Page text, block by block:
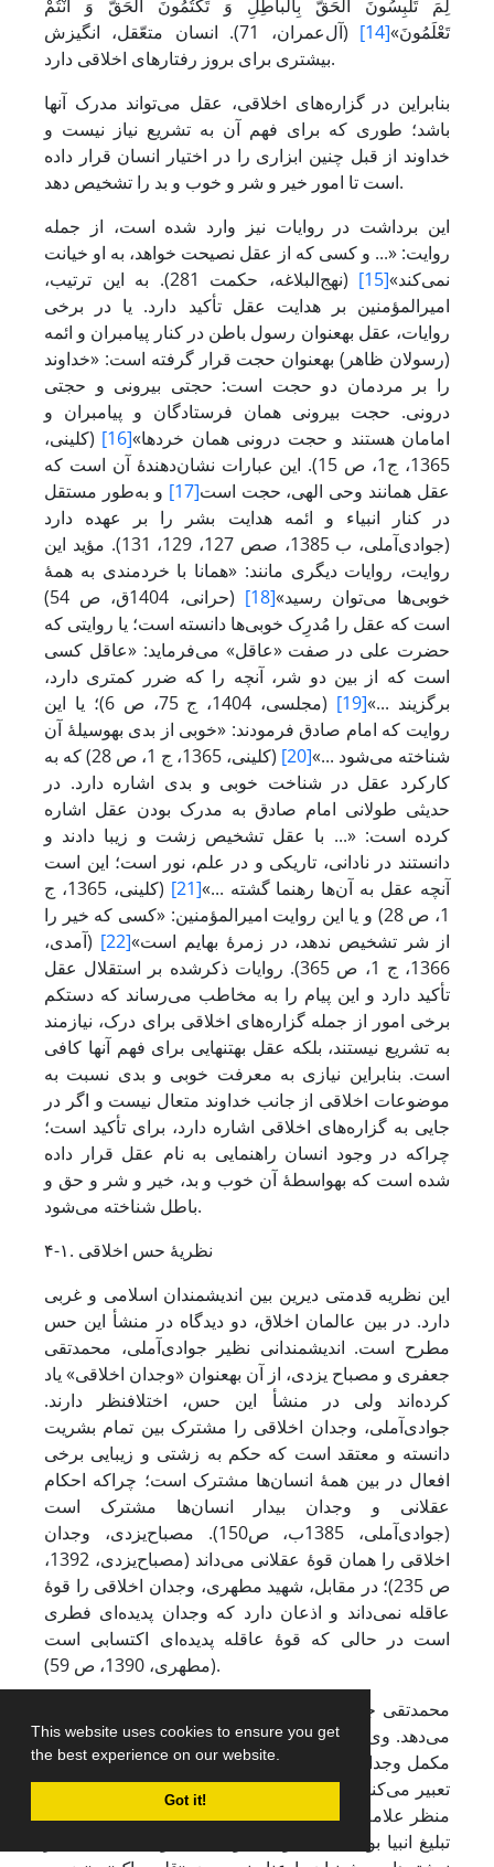
This website uses cookies to ensure you get
the best experience on our website.
Got it!
لِمَ تَلْبِسُونَ الْحَقَّ بِالْباطِلِ وَ تَکْتُمُونَ الْحَقَّ وَ أَنْتُمْ
تَعْلَمُونَ»[14]
(آل‌عمران، 71). انسان متعّقل، انگیزش
بیشتری برای بروز رفتارهای اخلاقی دارد.
بنابراین در گزاره‌های اخلاقی، عقل می‌تواند مدرک آن­ها
باشد؛ طوری که برای فهم آن به تشریع نیاز نیست و
خداوند از قبل چنین ابزاری را در اختیار انسان قرار داده
است تا امور خیر و شر و خوب و بد را تشخیص دهد.
این برداشت در روایات ‌نیز وارد شده است، از جمله
روایت: «... و کسی که از عقل نصیحت خواهد، به او خیانت
نمی‌کند»[15]
(نهج‌البلاغه، حکمت 281). به این ترتیب،
امیرالمؤمنین بر هدایت عقل تأکید دارد. یا در برخی
روایات، عقل به­عنوان رسول باطن در کنار پیامبران و ائمه
(رسولان ظاهر) به­عنوان حجت قرار گرفته است: «خداوند
را بر مردمان دو حجت است: حجتى بیرونى و حجتى
درونى. حجت بیرونى همان فرستادگان و پیامبران و
امامان هستند و حجت درونى همان خردها»[16]
(کلینی،
1365، ج1، ص 15). این عبارات نشان‌دهندۀ آن است که
عقل همانند وحی الهی، حجت است[17]
و به‌طور مستقل
در کنار انبیاء و ائمه هدایت بشر را بر عهده دارد
(جوادی‌‌آملی، ب 1385، صص 127، 129، 131). مؤید این
روایت، روایات دیگری مانند: «همانا با خردمندی به همۀ
خوبی‌ها می‌توان رسید»[18]
(حرانی، 1404ق، ص 54)
است که عقل را مُدرِک خوبی‌ها دانسته است؛ یا روایتی که
حضرت علی در صفت «عاقل» می‌فرماید: «عاقل کسی
است که از بین دو شر، آنچه را که ضرر کمتری دارد،
برگزیند ...»[19]
(مجلسی، 1404، ج 75، ص 6)؛ یا این
روایت که امام صادق فرمودند: «خوبی از بدی به­وسیلۀ آن
شناخته می‌شود ...»[20]
(کلینی، 1365، ج 1، ص 28) که به
کارکرد عقل در شناخت خوبی و بدی اشاره دارد. در
حدیثی طولانی امام صادق به مدرک ‌بودن عقل اشاره
کرده است: «... با عقل تشخیص زشت و زیبا دادند و
دانستند در نادانی، تاریکی و در علم، نور است؛ این است
آنچه عقل به آن‌ها رهنما گشته ...»[21]
(کلینی، 1365، ج
1، ص 28) و یا این روایت امیرالمؤمنین: «کسی که خیر را
از شر تشخیص ندهد، در زمرۀ بهایم است»[22]
(آمدی،
1366، ج 1، ص 365). روایات ذکرشده بر استقلال عقل
تأکید دارد و این پیام را به مخاطب می‌رساند که دست­کم
برخی امور از جمله گزاره‌های اخلاقی برای درک، نیازمند
به تشریع نیستند، بلکه عقل به­تنهایی برای فهم آن­ها کافی
است. بنابراین نیازی به معرفت خوبی و بدی نسبت به
موضوعات اخلاقی از جانب خداوند متعال نیست و اگر در
جایی به گزاره‌های اخلاقی اشاره دارد، برای تأکید است؛
چراکه در وجود انسان راهنمایی به نام عقل قرار داده
شده است که به­واسطۀ آن خوب و بد، خیر و شر و حق و
باطل شناخته می‌شود.
۴-۱. نظریۀ حس اخلاقی
این نظریه قدمتی دیرین بین اندیشمندان اسلامی و غربی
دارد. در بین عالمان اخلاق، دو دیدگاه در منشأ این حس
مطرح است. اندیشمندانی نظیر جوادی‌آملی، محمدتقی
جعفری و مصباح یزدی، از آن به­عنوان «وجدان اخلاقی» یاد
کرده‌اند ولی در منشأ این حس، اختلاف­نظر دارند.
جوادی‌آملی، وجدان اخلاقی را مشترک بین تمام بشریت
دانسته و معتقد است که حکم به زشتی و زیبایی برخی
افعال در بین همۀ انسان‌ها مشترک است؛ چراکه احکام
عقلانی و وجدان بیدار انسان‌ها مشترک است
(جوادی‌آملی، 1385ب، ص150). مصباح‌یزدی، وجدان
اخلاقی را همان قوۀ عقلانی می‌داند (مصباح‌یزدی، 1392،
ص 235)؛ در مقابل، شهید مطهری، وجدان اخلاقی را قوۀ
عاقله نمی‌داند و اذعان دارد که وجدان پدیده‌ای فطری
است در حالی که قوۀ عاقله پدیده‌ای اکتسابی است
(مطهری، 1390، ص 59).
محمدتقی جعفری، معنای دیگری از وجدان اخلاقی ارائه
می‌دهد. وی هیچ­یک از این آراء را نمی‌پذیرد. او عقلانیت را
مکمل وجدان می‌داند و از وجدان اخلاقی به «ندای دورن»
تعبیر می‌کند که منشأ آن با حس باطنی متفاوت است. از
منظر علامه جعفری «وجدان اخلاقی» از روش‌ها و ارکان
تبلیغ انبیا بوده است. او می‌گوید: بحث وجدان اخلاقی در